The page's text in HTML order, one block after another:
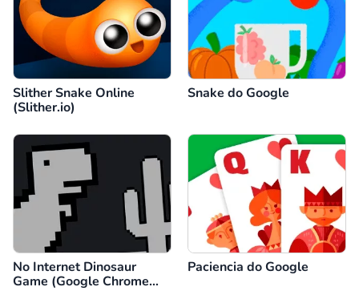
Slither Snake Online
(Slither.io)
Snake do Google
No Internet Dinosaur
Game (Google Chrome
Paciencia do Google